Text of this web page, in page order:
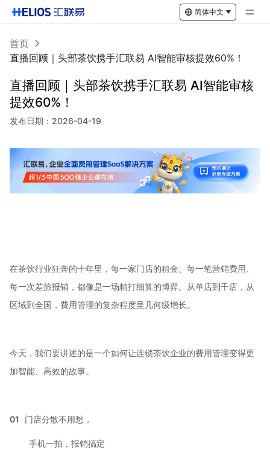
简体中文
首页
直播回顾｜头部茶饮携手汇联易 AI智能审核提效60%！
直播回顾｜头部茶饮携手汇联易 AI智能审核
提效60%！
发布日期： 2026-04-19
在茶饮行业狂奔的十年里，每一家门店的租金、每一笔营销费用、
每一次差旅报销，都像是一场精打细算的博弈。从单店到千店，从
区域到全国，费用管理的复杂程度呈几何级增长。
今天，我们要讲述的是一个如何让连锁茶饮企业的费用管理变得更
加智能、高效的故事。
01 门店分散不用愁，
手机一拍，报销搞定